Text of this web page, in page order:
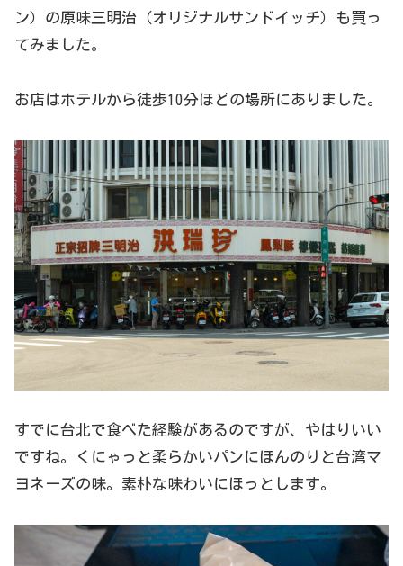
ン）の原味三明治（オリジナルサンドイッチ）も買っ
てみました。
お店はホテルから徒歩10分ほどの場所にありました。
すでに台北で食べた経験があるのですが、やはりいい
ですね。くにゃっと柔らかいパンにほんのりと台湾マ
ヨネーズの味。素朴な味わいにほっとします。